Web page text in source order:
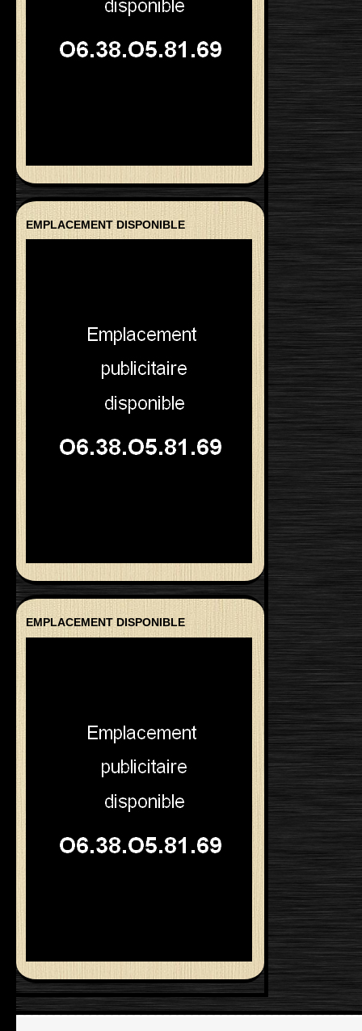
EMPLACEMENT DISPONIBLE
EMPLACEMENT DISPONIBLE